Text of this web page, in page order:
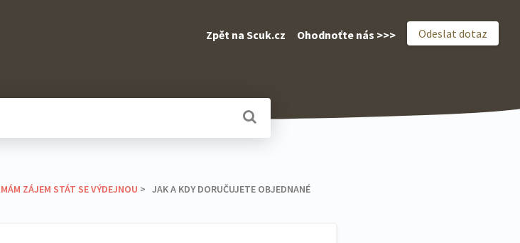
Zpět na Scuk.cz Ohodnoťte nás >>> Odeslat dotaz
​MÁM ZÁJEM STÁT SE VÝDEJNOU ​ > ​ JAK A KDY DORUČUJETE OBJEDNANÉ